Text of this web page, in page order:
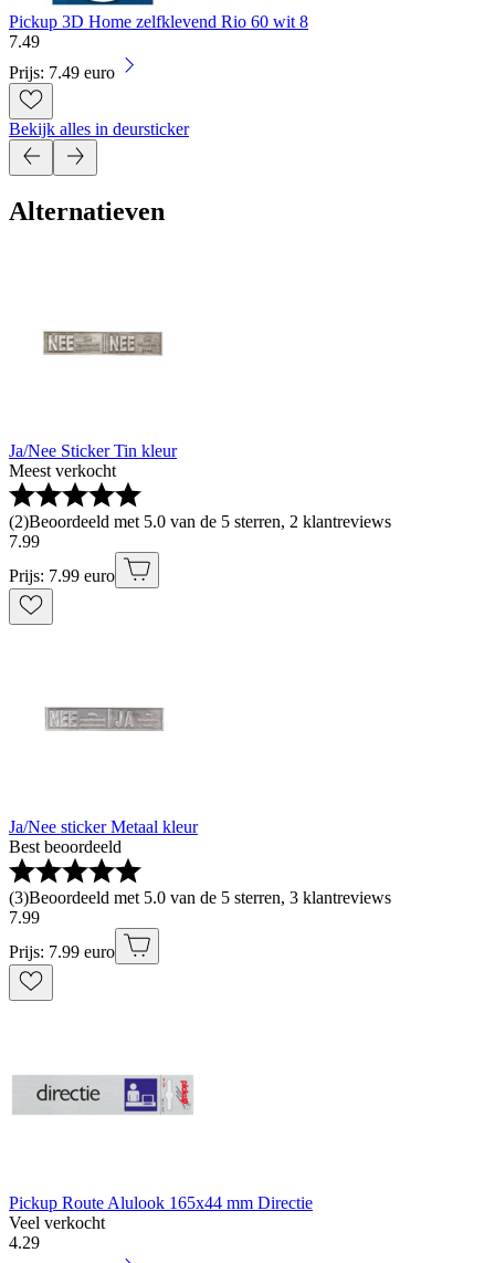
Pickup 3D Home zelfklevend Rio 60 wit 8
7.49
Prijs: 7.49 euro
Bekijk alles in deursticker
Alternatieven
Ja/Nee Sticker Tin kleur
Meest verkocht
(2)Beoordeeld met 5.0 van de 5 sterren, 2 klantreviews
7.99
Prijs: 7.99 euro
Ja/Nee sticker Metaal kleur
Best beoordeeld
(3)Beoordeeld met 5.0 van de 5 sterren, 3 klantreviews
7.99
Prijs: 7.99 euro
Pickup Route Alulook 165x44 mm Directie
Veel verkocht
4.29